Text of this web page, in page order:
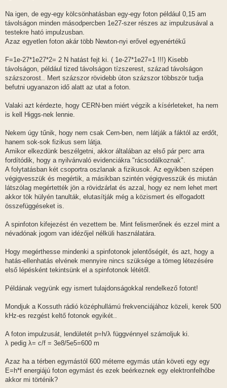
Na igen, de egy-egy kölcsönhatásban egy-egy foton például 0,15 am
távolságon minden másodpercben 1e27-szer részes az impulzusával a
testekre ható impulzusban.
Azaz egyetlen foton akár több Newton-nyi erővel egyenértékű
F=1e-27*1e27*2= 2 N hatást fejt ki. ( 1e-27*1e27=1 !!!) Kisebb
távolságon, például tized távolságon tízszerest, század távolságon
százszorost.. Mert százszor rövidebb úton százszor többször tudja
befutni ugyanazon idő alatt az utat a foton.
Valaki azt kérdezte, hogy CERN-ben miért végzik a kísérleteket, ha nem
is kell Higgs-nek lennie.
Nekem úgy tűnik, hogy nem csak Cern-ben, nem látják a fáktól az erdőt,
hanem sok-sok fizikus sem látja.
Amikor elkezdünk beszélgetni, akkor általában az első pár perc arra
fordítódik, hogy a nyilvánvaló evidenciákra "rácsodálkoznak".
A folytatásban két csoportra oszlanak a fizikusok. Az egyikben szépen
végigvesszük és megértik, a másikban szintén végigvesszük és miután
látszólag megértették jön a rövidzárlat és azzal, hogy ez nem lehet mert
akkor tök hülyén tanulták, elutasítják még a közismert és elfogadott
összefüggéseket is.
A spinfoton kifejezést én vezettem be. Mint felismerőnek és ezzel mint a
névadónak jogom van idézőjel nélküli használatára.
Hogy megérthesse mindenki a spinfotonok jelentőségét, és azt, hogy a
hatás-ellenhatás elvének mennyire nincs szüksége a tömeg létezésére
első lépésként tekintsünk el a spinfotonok lététől.
Példának vegyünk egy ismert tulajdonságokkal rendelkező fotont!
Mondjuk a Kossuth rádió középhullámú frekvenciájához közeli, kerek 500
kHz-es rezgést keltő fotonok egyikét..
A foton impulzusát, lendületét p=h/λ függvénnyel számoljuk ki.
λ pedig λ= c/f = 3e8/5e5=600 m
Azaz ha a térben egymástól 600 méterre egymás után követi egy egy
E=h*f energiájú foton egymást és ezek beérkeznek egy elektronfelhőbe
akkor mi történik?